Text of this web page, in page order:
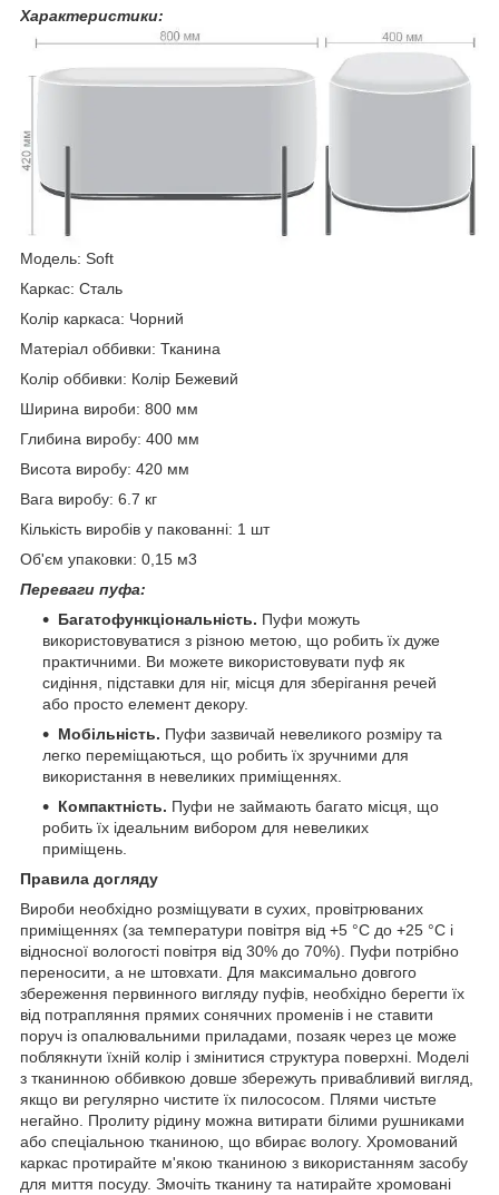
Характеристики:
Модель: Soft
Каркас: Сталь
Колір каркаса: Чорний
Матеріал оббивки: Тканина
Колір оббивки: Колір Бежевий
Ширина вироби: 800 мм
Глибина виробу: 400 мм
Висота виробу: 420 мм
Вага виробу: 6.7 кг
Кількість виробів у пакованні: 1 шт
Об'єм упаковки: 0,15 м3
Переваги пуфа:
Багатофункціональність. Пуфи можуть
використовуватися з різною метою, що робить їх дуже
практичними. Ви можете використовувати пуф як
сидіння, підставки для ніг, місця для зберігання речей
або просто елемент декору.
Мобільність. Пуфи зазвичай невеликого розміру та
легко переміщаються, що робить їх зручними для
використання в невеликих приміщеннях.
Компактність. Пуфи не займають багато місця, що
робить їх ідеальним вибором для невеликих
приміщень.
Правила догляду
Вироби необхідно розміщувати в сухих, провітрюваних
приміщеннях (за температури повітря від +5 °C до +25 °C і
відносної вологості повітря від 30% до 70%). Пуфи потрібно
переносити, а не штовхати. Для максимально довгого
збереження первинного вигляду пуфів, необхідно берегти їх
від потрапляння прямих сонячних променів і не ставити
поруч із опалювальними приладами, позаяк через це може
поблякнути їхній колір і змінитися структура поверхні. Моделі
з тканинною оббивкою довше збережуть привабливий вигляд,
якщо ви регулярно чистите їх пилососом. Плями чистьте
негайно. Пролиту рідину можна витирати білими рушниками
або спеціальною тканиною, що вбирає вологу. Хромований
каркас протирайте м'якою тканиною з використанням засобу
для миття посуду. Змочіть тканину та натирайте хромовані